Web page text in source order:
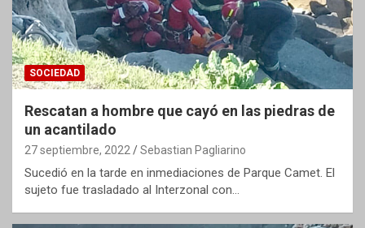
SOCIEDAD
Rescatan a hombre que cayó en las piedras de
un acantilado
27 septiembre, 2022 Sebastian Pagliarino
Sucedió en la tarde en inmediaciones de Parque Camet. El
sujeto fue trasladado al Interzonal con…